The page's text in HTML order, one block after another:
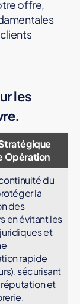
offre,
les
Opération
du
la
des
en évitant les
et
rapide
sécurisant
réputation et